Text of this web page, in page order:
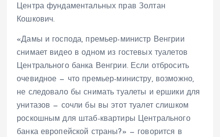
Центра фундаментальных прав Золтан
Кошкович.
«Дамы и господа, премьер-министр Венгрии
снимает видео в одном из гостевых туалетов
Центрального банка Венгрии. Если отбросить
очевидное — что премьер-министру, возможно,
не следовало бы снимать туалеты и ершики для
унитазов — сочли бы вы этот туалет слишком
роскошным для штаб-квартиры Центрального
банка европейской страны?» — говорится в